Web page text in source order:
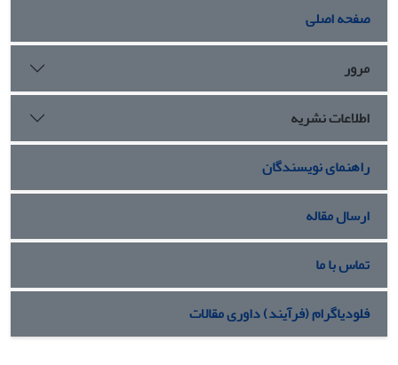
صفحه اصلی
مرور
اطلاعات نشریه
راهنمای نویسندگان
ارسال مقاله
تماس با ما
فلودیاگرام (فرآیند) داوری مقالات